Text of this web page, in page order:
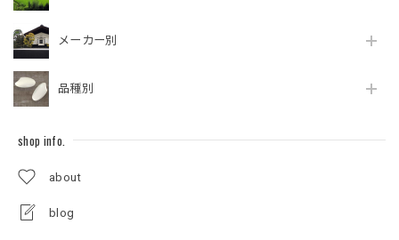
メーカー別
品種別
shop info.
about
blog